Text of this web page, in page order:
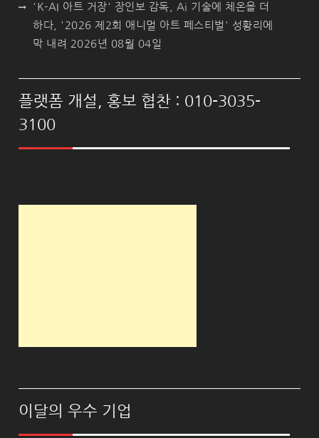
'K-AI 아트 거장' 장인보 감독, Ai 기술에 체온을 더
하다, '2026 제2회 애니멀 아트 페스티벌' 성황리에
막 내려 2026년 08월 04일
플랫폼 개설, 홍보 협찬 : 010-3035-
3100
이달의 우수 기업